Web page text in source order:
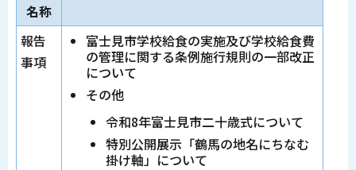
名称
報告
事項
富士見市学校給食の実施及び学校給食費
の管理に関する条例施行規則の一部改正
について
その他
令和8年富士見市二十歳式について
特別公開展示「鶴馬の地名にちなむ
掛け軸」について